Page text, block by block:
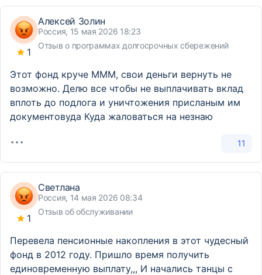
1
Алексей Золин
Россия, 15 мая 2026 18:23
Отзыв о программах долгосрочных сбережений
Этот фонд круче МММ, свои деньги вернуть не
возможно. Делю все чтобы не выплачивать вклад
вплоть до подлога и уничтожения присланым им
документовуда Куда жаловаться на незнаю
11
1
Светлана
Россия, 14 мая 2026 08:34
Отзыв об обслуживании
Перевела пенсионные накопления в этот чудесный
фонд в 2012 году. Пришло время получить
единовременную выплату,,, И начались танцы с